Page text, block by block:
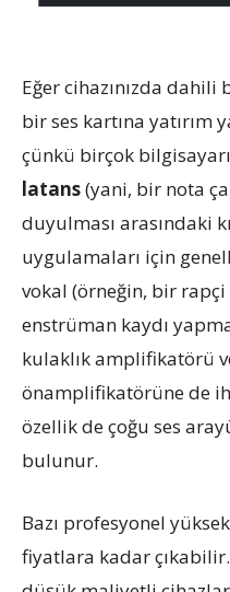
Eğer cihazınızda
bir ses kartına yatırım
çünkü birçok
latans(yani, bir nota
duyulması arasındaki
uygulamaları için
vokal (örneğin, bir rapçi
enstrüman kaydı
kulaklık amplifikatörü
önamplifikatörüne de
özellik de çoğu ses
bulunur.
Bazı profesyonel
fiyatlara kadar